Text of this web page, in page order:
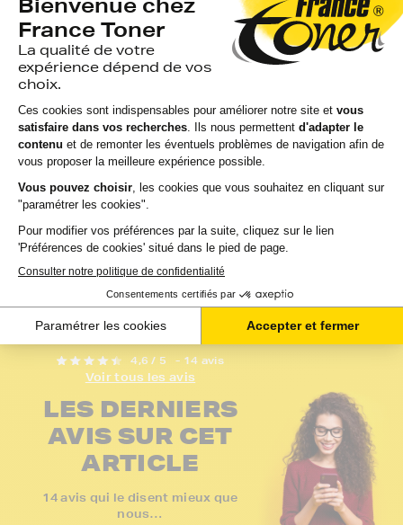
4,6 / 5 - 14 avis
Voir tous les avis
LES DERNIERS
AVIS SUR CET
ARTICLE
14 avis qui le disent mieux que
nous…
Pack de 4 toners
FranceToner
équivalent à XEROX
106R01630_BKCMY -
4 COUL...
EN STOCK GARANTIE 2 ANS
LIVRAISON GRATUITE
60,53 € HT
Ajouter au panier
Toner FranceToner
équivalent à XEROX
106R01627 - CYAN
(bleu) - Format St...
EN STOCK GARANTIE 2 ANS
LIVRAISON
15,60 €
Ajouter au panier